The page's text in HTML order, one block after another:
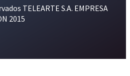
TELEARTE S.A. EMPRESA
2015